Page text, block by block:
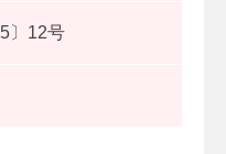
〕12号